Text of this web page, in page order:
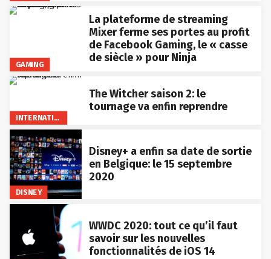
GAMING
La plateforme de streaming
Mixer ferme ses portes au profit
de Facebook Gaming, le « casse
de siècle » pour Ninja
INTERNATIONAL
The Witcher saison 2: le
tournage va enfin reprendre
DISNEY
Disney+ a enfin sa date de sortie
en Belgique: le 15 septembre
2020
WWDC 2020: tout ce qu’il faut
savoir sur les nouvelles
fonctionnalités de iOS 14